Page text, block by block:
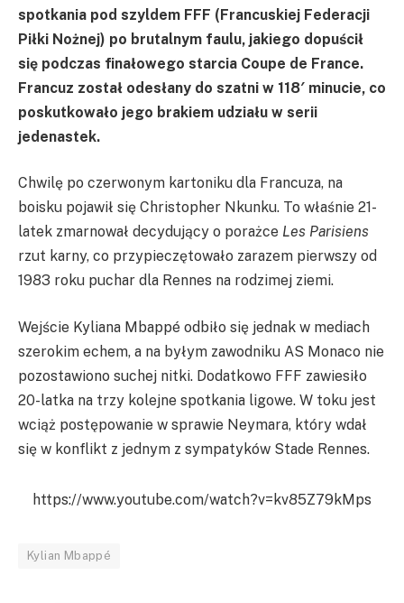
spotkania pod szyldem FFF (Francuskiej Federacji
Piłki Nożnej) po brutalnym faulu, jakiego dopuścił
się podczas finałowego starcia Coupe de France.
Francuz został odesłany do szatni w 118′ minucie, co
poskutkowało jego brakiem udziału w serii
jedenastek.
Chwilę po czerwonym kartoniku dla Francuza, na
boisku pojawił się Christopher Nkunku. To właśnie 21-
latek zmarnował decydujący o porażce Les Parisiens
rzut karny, co przypieczętowało zarazem pierwszy od
1983 roku puchar dla Rennes na rodzimej ziemi.
Wejście Kyliana Mbappé odbiło się jednak w mediach
szerokim echem, a na byłym zawodniku AS Monaco nie
pozostawiono suchej nitki. Dodatkowo FFF zawiesiło
20-latka na trzy kolejne spotkania ligowe. W toku jest
wciąż postępowanie w sprawie Neymara, który wdał
się w konflikt z jednym z sympatyków Stade Rennes.
https://www.youtube.com/watch?v=kv85Z79kMps
Kylian Mbappé